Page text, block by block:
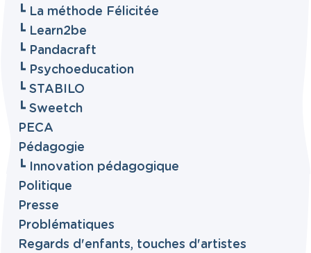
┗ La méthode Félicitée
┗ Learn2be
┗ Pandacraft
┗ Psychoeducation
┗ STABILO
┗ Sweetch
PECA
Pédagogie
┗ Innovation pédagogique
Politique
Presse
Problématiques
Regards d'enfants, touches d'artistes